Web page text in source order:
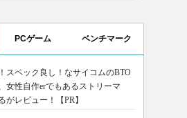
PCゲーム ベンチマーク
スペック良し！なサイコムのBTO
女性自作erでもあるストリーマ
がレビュー！【PR】